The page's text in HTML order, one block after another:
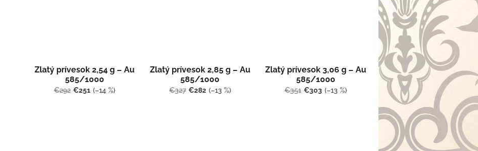
Zlatý prívesok 2,54 g – Au
585/1000
€292 €251 (–14 %)
Zlatý prívesok 2,85 g – Au
585/1000
€327 €282 (–13 %)
Zlatý prívesok 3,06 g – Au
585/1000
€351 €303 (–13 %)